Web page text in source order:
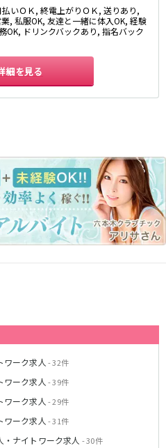
いＯＫ, 終電上がりＯＫ, 送りあり,
, 私服OK, 友達と一緒に体入OK, 経験
OK, ドリンクバックあり, 指名バック
細を見る
ワーク求人 - 32件
ワーク求人 - 39件
ワーク求人 - 29件
ワーク求人 - 31件
ナイトワーク求人 - 30件
泉学園・石神井公園
崎
模原
大岡・戸塚
蔵小杉
・鷺沼
住吉・綱島
浜東部
茅ヶ崎
沢
口
喜
浦和
尾
毛駅
荻窪駅
道橋駅
田橋駅
張本郷駅
川駅
田駅
野駅
窪駅
鷹駅
田駅
袋駅